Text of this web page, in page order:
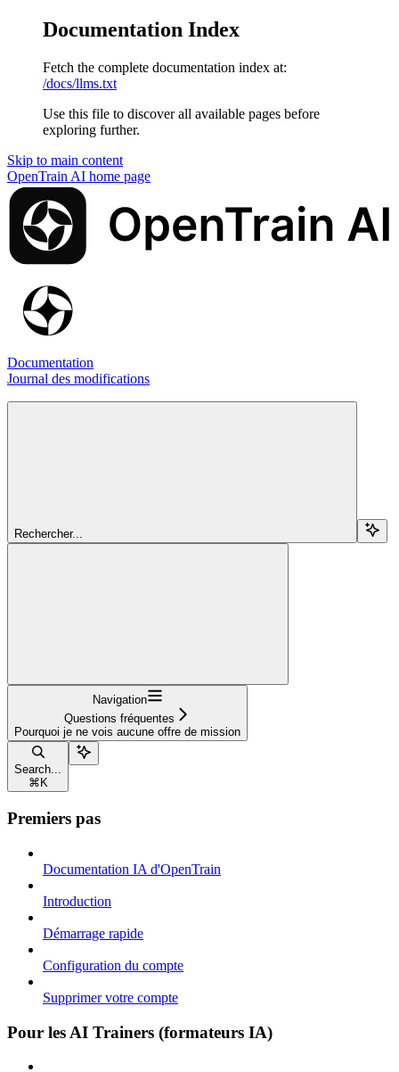
Documentation Index
Fetch the complete documentation index at:
/docs/llms.txt
Use this file to discover all available pages before
exploring further.
Skip to main content
OpenTrain AI home page
Documentation
Journal des modifications
Rechercher...
Navigation
Questions fréquentes
Pourquoi je ne vois aucune offre de mission
Search...
⌘ K
Premiers pas
Documentation IA d'OpenTrain
Introduction
Démarrage rapide
Configuration du compte
Supprimer votre compte
Pour les AI Trainers (formateurs IA)